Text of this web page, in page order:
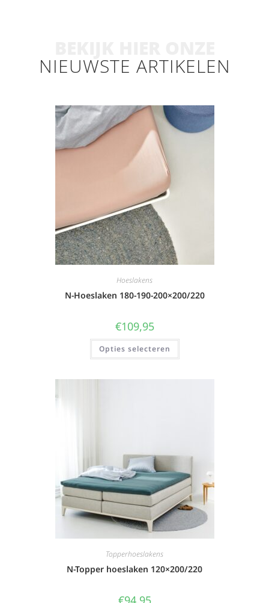
NIEUWSTE ARTIKELEN
Hoeslakens
N-Hoeslaken 180-190-200×200/220
€109,95
Opties selecteren
Topperhoeslakens
N-Topper hoeslaken 120×200/220
€94,95